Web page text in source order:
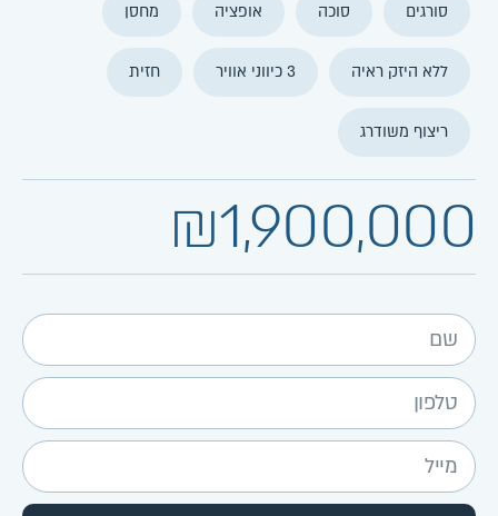
סורגים סוכה אופציה מחסן
ללא היזק ראיה 3 כיווני אוויר חזית
ריצוף משודרג
₪1,900,000